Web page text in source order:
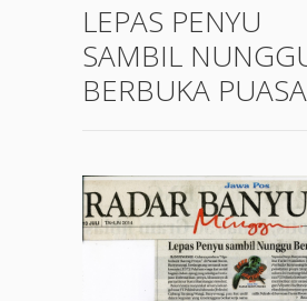
LEPAS PENYU
SAMBIL
BERBUKA PUASA